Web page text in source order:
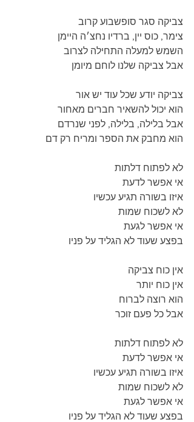
צביקה סגר סופשבוע קרוב
צימר, כוס יין, ברדיו נחצ׳ה היימן
השמש למעלה התחילה לצרוב
אבל צביקה שלנו לוחם מיומן
צביקה יודע שכל עוד יש אור
הוא יכול להשאיר חברים מאחור
אבל בלילה, בלילה, לפני שנרדם
הוא מחבק את הספר ומריח רק דם
לא לפתוח דלתות
אי אפשר לדעת
איזו בשורה תגיע עכשיו
לא לשכוח שמות
אי אפשר לגעת
בפצע שעוד לא הגליד על פניו
אין כוח צביקה
אין כוח יותר
הוא רוצה לברוח
אבל כל פעם זוכר
לא לפתוח דלתות
אי אפשר לדעת
איזו בשורה תגיע עכשיו
לא לשכוח שמות
אי אפשר לגעת
בפצע שעוד לא הגליד על פניו